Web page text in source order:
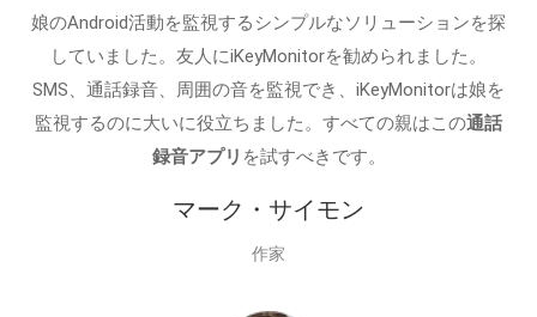
娘のAndroid活動を監視するシンプルなソリューションを探
していました。友人にiKeyMonitorを勧められました。
SMS、通話録音、周囲の音を監視でき、iKeyMonitorは娘を
監視するのに大いに役立ちました。すべての親はこの通話
録音アプリ を試すべきです。
マーク・サイモン
作家